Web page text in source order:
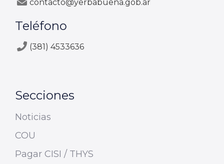
contacto@yerbabuena.gob.ar
Teléfono
(381) 4533636
Secciones
Noticias
COU
Pagar CISI / THYS